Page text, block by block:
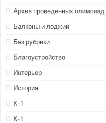
Архив проведенных олимпиад
Балконы и лоджии
Без рубрики
Благоустройство
Интерьер
История
К-1
К-1